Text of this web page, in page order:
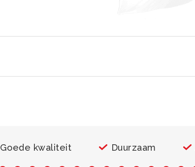
Goede kwaliteit Duurzaam